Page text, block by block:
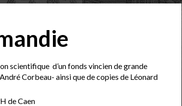
scientifique d’un fonds vincien de grande
Corbeau- ainsi que de copies de Léonard
de Caen